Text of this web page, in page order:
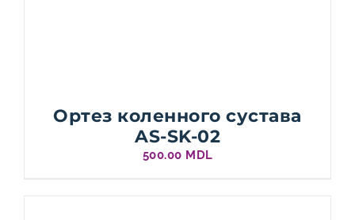
Ортез коленного сустава
AS-SK-02
500.00 MDL